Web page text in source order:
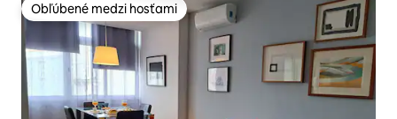
Obľúbené medzi hosťami
Obľúbené medzi hosťami